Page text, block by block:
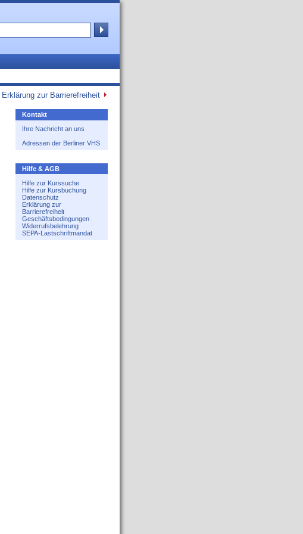
Erklärung zur Barrierefreiheit
Kontakt
Ihre Nachricht an uns
Adressen der Berliner VHS
Hilfe & AGB
Hilfe zur Kurssuche
Hilfe zur Kursbuchung
Datenschutz
Erklärung zur
Barrierefreiheit
Geschäftsbedingungen
Widerrufsbelehrung
SEPA-Lastschriftmandat